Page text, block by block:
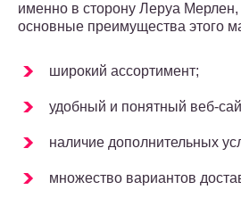
именно в сторону Леруа Мерлен,
основные преимущества этого
широкий ассортимент;
удобный и понятный веб-
наличие дополнительных
множество вариантов